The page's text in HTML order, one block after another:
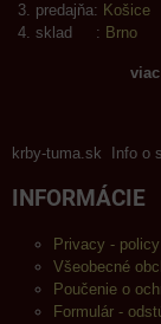
predajňa: Košice
sklad : Brno
krby-tuma.sk Info o
INFORMÁCIE
Privacy - policy
Všeobecné
Poučenie o
Formulár -